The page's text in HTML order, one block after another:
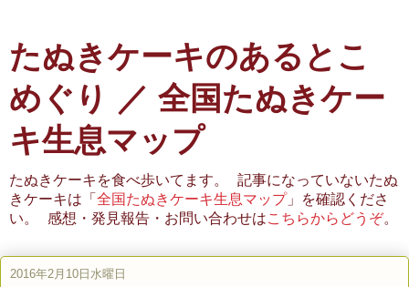
たぬきケーキのあるとこ
めぐり ／ 全国たぬきケー
キ生息マップ
たぬきケーキを食べ歩いてます。 記事になっていないたぬ
きケーキは「 全国たぬきケーキ生息マップ」を確認くださ
い。 感想・発見報告・お問い合わせはこちらからどうぞ。
2016年2月10日水曜日